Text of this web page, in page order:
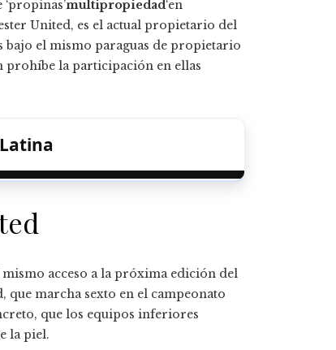
multipropiedad‘en
United, es el actual propietario del
bajo el mismo paraguas de propietario
prohíbe la participación en ellas
acceso a la próxima edición del
marcha sexto en el campeonato
que los equipos inferiores
la piel.